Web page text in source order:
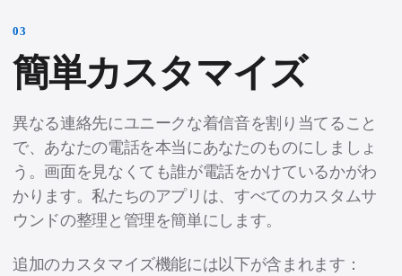
03
簡単カスタマイズ
異なる連絡先にユニークな着信音を割り当てること
で、あなたの電話を本当にあなたのものにしましょ
う。画面を見なくても誰が電話をかけているかがわ
かります。私たちのアプリは、すべてのカスタムサ
ウンドの整理と管理を簡単にします。
追加のカスタマイズ機能には以下が含まれます：